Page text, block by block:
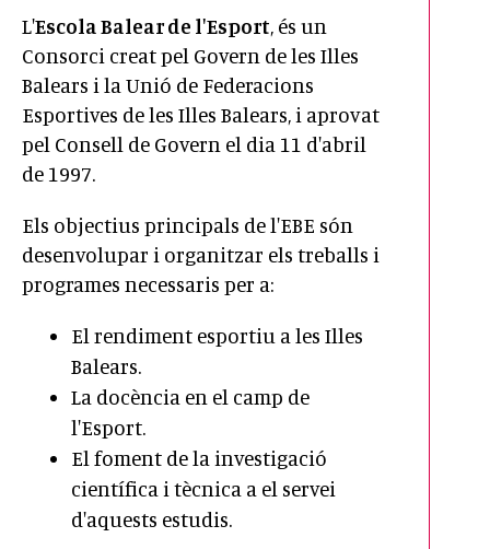
L'Escola Balear de l'Esport, és un
Consorci creat pel Govern de les Illes
Balears i la Unió de Federacions
Esportives de les Illes Balears, i aprovat
pel Consell de Govern el dia 11 d'abril
de 1997.
Els objectius principals de l'EBE són
desenvolupar i organitzar els treballs i
programes necessaris per a:
El rendiment esportiu a les Illes
Balears.
La docència en el camp de
l'Esport.
El foment de la investigació
científica i tècnica a el servei
d'aquests estudis.